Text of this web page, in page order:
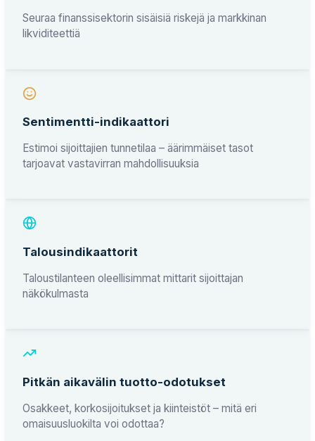
Seuraa finanssisektorin sisäisiä riskejä ja markkinan
likviditeettiä
Sentimentti-indikaattori
Estimoi sijoittajien tunnetilaa – äärimmäiset tasot
tarjoavat vastavirran mahdollisuuksia
Talousindikaattorit
Taloustilanteen oleellisimmat mittarit sijoittajan
näkökulmasta
Pitkän aikavälin tuotto-odotukset
Osakkeet, korkosijoitukset ja kiinteistöt – mitä eri
omaisuusluokilta voi odottaa?